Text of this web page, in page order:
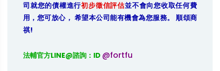
司就您的債權進行初步徵信評估並不會向您收取任何費
用，您可放心， 希望本公司能有機會為您服務。 順頌商
祺!
法輔官方LINE@諮詢：ID @fortfu